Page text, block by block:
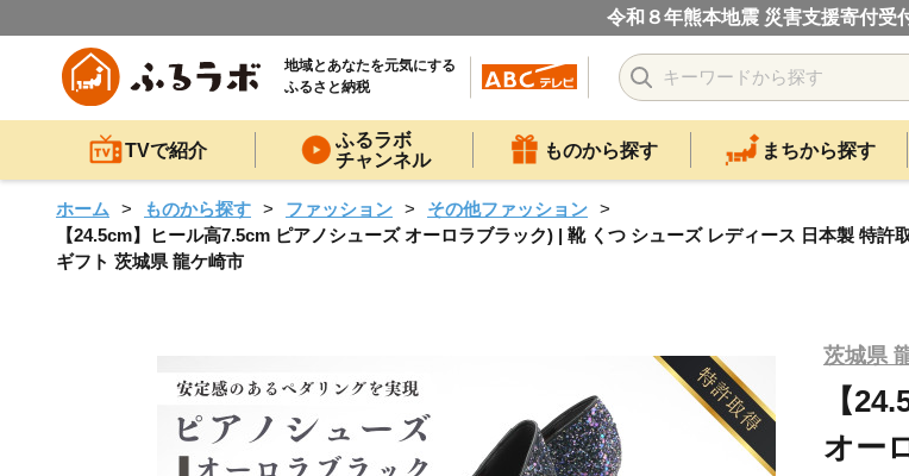
令和８年熊本地震 災害支援寄付受
地域とあなたを元気にする
ふるさと納税
TVで紹介
ふるラボ
チャンネル
ものから探す まちから探す
ホーム ものから探す ファッション
その他ファッション
【24.5cm】ヒール高7.5cm ピアノシューズ オーロラブラック) | 靴 くつ シューズ レディース 日本製 特
ギフト 茨城県 龍ケ崎市
茨城県
【
オー